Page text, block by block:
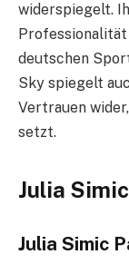
widerspiegelt.
deutschen
Sky spiegelt
Vertrauen
setzt.
Julia
Julia Simic